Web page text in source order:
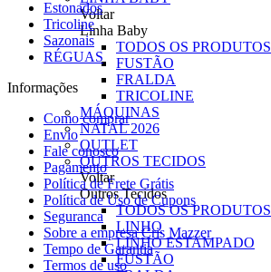
Voltar
Linha Baby
TODOS OS PRODUTOS
FUSTÃO
FRALDA
TRICOLINE
MÁQUINAS
NATAL 2026
OUTLET
OUTROS TECIDOS
Voltar
Outros Tecidos
TODOS OS PRODUTOS
LINHO
LINHO ESTAMPADO
FUSTÃO
Estonados
Tricoline
Sazonais
RÉGUAS
Informações
Como comprar
Envio
Fale conosco
Pagamento
Política de Frete Grátis
Política de Uso de Cupons
Seguranca
Sobre a empresa Cris Mazzer
Tempo de Garantia
Termos de uso